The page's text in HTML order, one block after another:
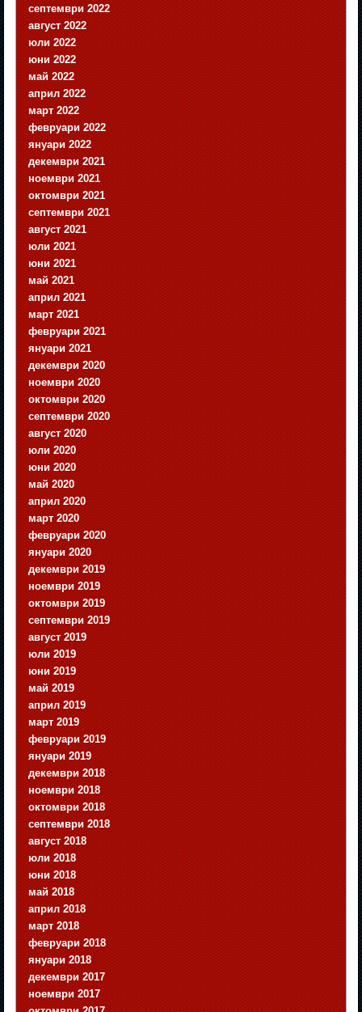
септември 2022
август 2022
юли 2022
юни 2022
май 2022
април 2022
март 2022
февруари 2022
януари 2022
декември 2021
ноември 2021
октомври 2021
септември 2021
август 2021
юли 2021
юни 2021
май 2021
април 2021
март 2021
февруари 2021
януари 2021
декември 2020
ноември 2020
октомври 2020
септември 2020
август 2020
юли 2020
юни 2020
май 2020
април 2020
март 2020
февруари 2020
януари 2020
декември 2019
ноември 2019
октомври 2019
септември 2019
август 2019
юли 2019
юни 2019
май 2019
април 2019
март 2019
февруари 2019
януари 2019
декември 2018
ноември 2018
октомври 2018
септември 2018
август 2018
юли 2018
юни 2018
май 2018
април 2018
март 2018
февруари 2018
януари 2018
декември 2017
ноември 2017